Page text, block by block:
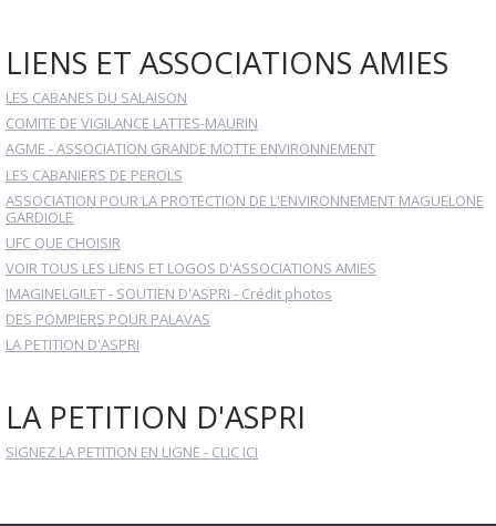
LIENS ET ASSOCIATIONS AMIES
LES CABANES DU SALAISON
COMITE DE VIGILANCE LATTES-MAURIN
AGME - ASSOCIATION GRANDE MOTTE ENVIRONNEMENT
LES CABANIERS DE PEROLS
ASSOCIATION POUR LA PROTECTION DE L'ENVIRONNEMENT MAGUELONE
GARDIOLE
UFC QUE CHOISIR
VOIR TOUS LES LIENS ET LOGOS D'ASSOCIATIONS AMIES
IMAGINELGILET - SOUTIEN D'ASPRI - Crédit photos
DES POMPIERS POUR PALAVAS
LA PETITION D'ASPRI
LA PETITION D'ASPRI
SIGNEZ LA PETITION EN LIGNE - CLIC ICI